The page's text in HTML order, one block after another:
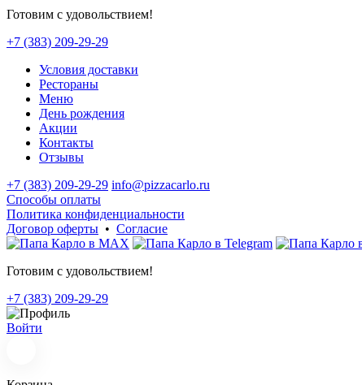
Готовим с удовольствием!
+7 (383) 209-29-29
Условия доставки
Рестораны
Меню
День рождения
Акции
Контакты
Отзывы
+7 (383) 209-29-29 info@pizzacarlo.ru
Способы оплаты
Политика конфиденциальности
Договор оферты • Согласие
Готовим с удовольствием!
+7 (383) 209-29-29
Войти